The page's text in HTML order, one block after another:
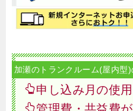
加瀬のトランクルーム(屋内型
申し込み月の使